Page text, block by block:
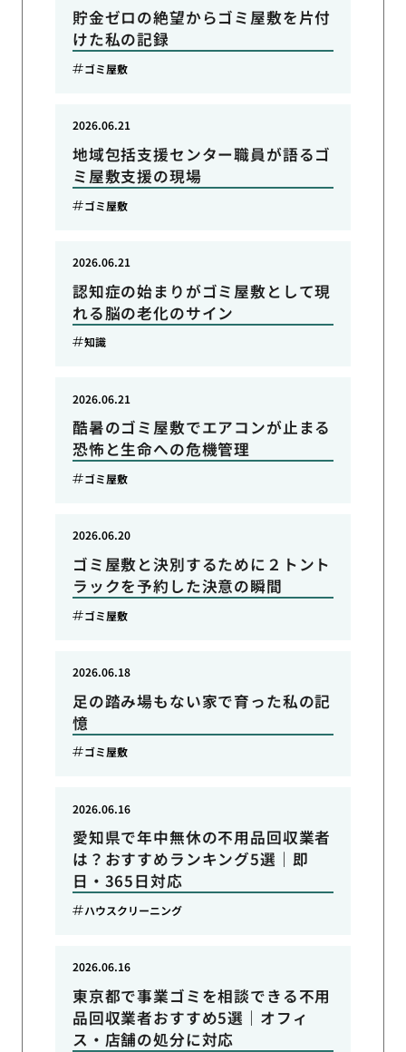
貯金ゼロの絶望からゴミ屋敷を片付
けた私の記録
ゴミ屋敷
地域包括支援センター職員が語るゴ
ミ屋敷支援の現場
2026.06.21
ゴミ屋敷
認知症の始まりがゴミ屋敷として現
れる脳の老化のサイン
2026.06.21
知識
酷暑のゴミ屋敷でエアコンが止まる
恐怖と生命への危機管理
2026.06.21
ゴミ屋敷
ゴミ屋敷と決別するために２トント
ラックを予約した決意の瞬間
2026.06.20
ゴミ屋敷
足の踏み場もない家で育った私の記
憶
2026.06.18
ゴミ屋敷
愛知県で年中無休の不用品回収業者
は？おすすめランキング5選｜即
日・365日対応
2026.06.16
ハウスクリーニング
東京都で事業ゴミを相談できる不用
品回収業者おすすめ5選｜オフィ
ス・店舗の処分に対応
2026.06.16